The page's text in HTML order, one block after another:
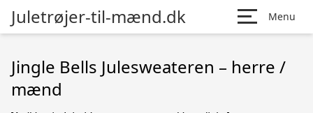
Juletrøjer-til-mænd.dk Menu
Jingle Bells Julesweateren – herre /
mænd